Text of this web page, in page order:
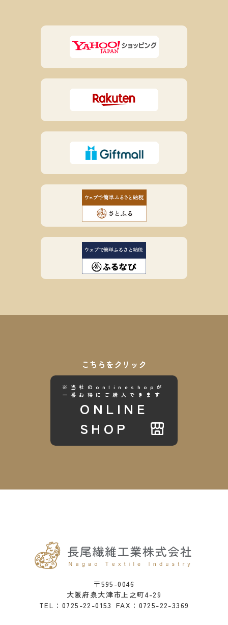
こちらをクリック
※当社のonlineshopが
一番お得にご購入できます
ONLINE
SHOP
〒595-0046
大阪府泉大津市上之町4-29
TEL： 0725-22-0153 FAX：0725-22-3369